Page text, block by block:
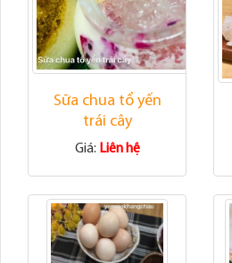
Sữa chua tổ yến
trái cây
Giá: Liên hệ